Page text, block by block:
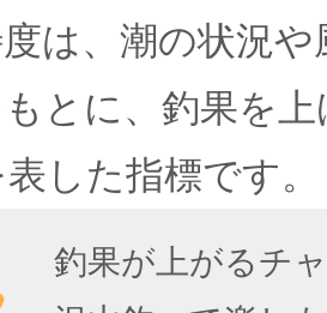
は、潮の状況
とに、釣果を
した指標です。
釣果が上がるチ